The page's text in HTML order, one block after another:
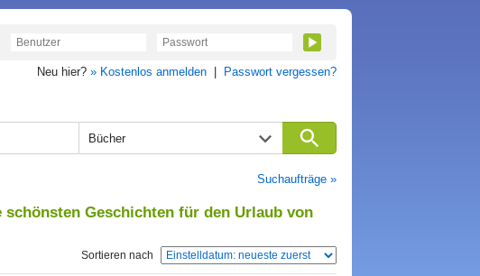
Neu hier? » Kostenlos anmelden Passwort vergessen?
Bücher
Suchaufträge »
Geschichten für den Urlaub von
Sortieren nach